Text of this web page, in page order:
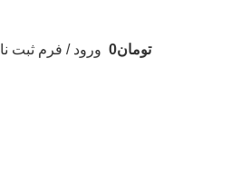
تومان0 ورود / فرم ثبت